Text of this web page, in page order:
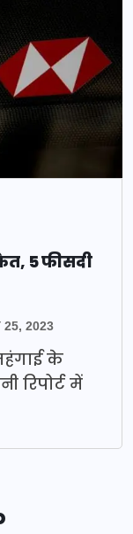
5 फीसदी
25, 2023
के
रिपोर्ट में